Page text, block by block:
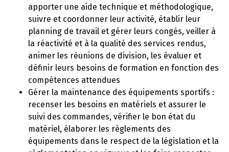
apporter une aide technique et méthodologique,
suivre et coordonner leur activité, établir leur
planning de travail et gérer leurs congés, veiller à
la réactivité et à la qualité des services rendus,
animer les réunions de division, les évaluer et
définir leurs besoins de formation en fonction des
compétences attendues
Gérer la maintenance des équipements sportifs :
recenser les besoins en matériels et assurer le
suivi des commandes, vérifier le bon état du
matériel, élaborer les règlements des
équipements dans le respect de la législation et la